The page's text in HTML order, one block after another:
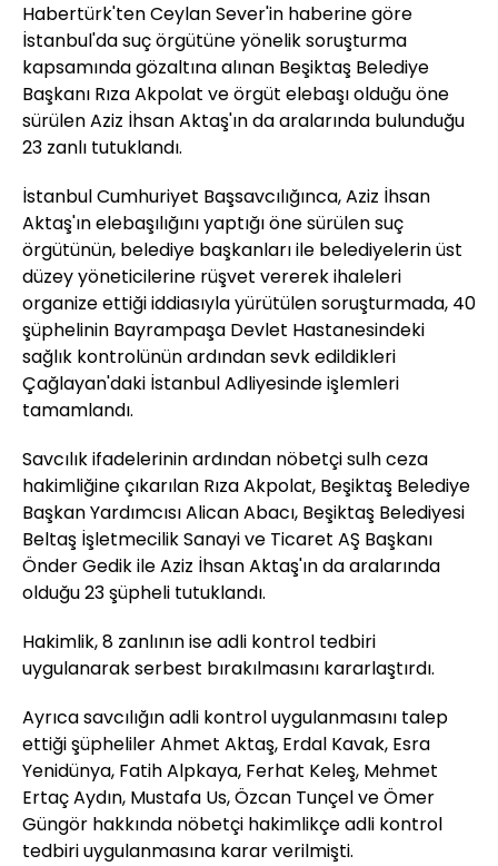
Habertürk'ten Ceylan Sever'in haberine göre
İstanbul'da suç örgütüne yönelik soruşturma
kapsamında gözaltına alınan Beşiktaş Belediye
Başkanı Rıza Akpolat ve örgüt elebaşı olduğu öne
sürülen Aziz İhsan Aktaş'ın da aralarında bulunduğu
23 zanlı tutuklandı.
İstanbul Cumhuriyet Başsavcılığınca, Aziz İhsan
Aktaş'ın elebaşılığını yaptığı öne sürülen suç
örgütünün, belediye başkanları ile belediyelerin üst
düzey yöneticilerine rüşvet vererek ihaleleri
organize ettiği iddiasıyla yürütülen soruşturmada, 40
şüphelinin Bayrampaşa Devlet Hastanesindeki
sağlık kontrolünün ardından sevk edildikleri
Çağlayan'daki İstanbul Adliyesinde işlemleri
tamamlandı.
Savcılık ifadelerinin ardından nöbetçi sulh ceza
hakimliğine çıkarılan Rıza Akpolat, Beşiktaş Belediye
Başkan Yardımcısı Alican Abacı, Beşiktaş Belediyesi
Beltaş İşletmecilik Sanayi ve Ticaret AŞ Başkanı
Önder Gedik ile Aziz İhsan Aktaş'ın da aralarında
olduğu 23 şüpheli tutuklandı.
Hakimlik, 8 zanlının ise adli kontrol tedbiri
uygulanarak serbest bırakılmasını kararlaştırdı.
Ayrıca savcılığın adli kontrol uygulanmasını talep
ettiği şüpheliler Ahmet Aktaş, Erdal Kavak, Esra
Yenidünya, Fatih Alpkaya, Ferhat Keleş, Mehmet
Ertaç Aydın, Mustafa Us, Özcan Tunçel ve Ömer
Güngör hakkında nöbetçi hakimlikçe adli kontrol
tedbiri uygulanmasına karar verilmişti.